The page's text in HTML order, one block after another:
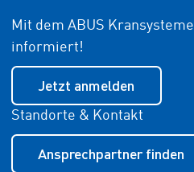
Mit dem ABUS
informiert!
Jetzt anmelden
Standorte & Kontakt
Ansprechpartner finden